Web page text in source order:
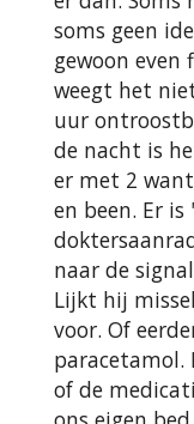
soms geen
gewoon even
weegt het
uur
de nacht is
er met 2
en been. Er
naar de
Lijkt hij
voor. Of
paracetamol.
of de